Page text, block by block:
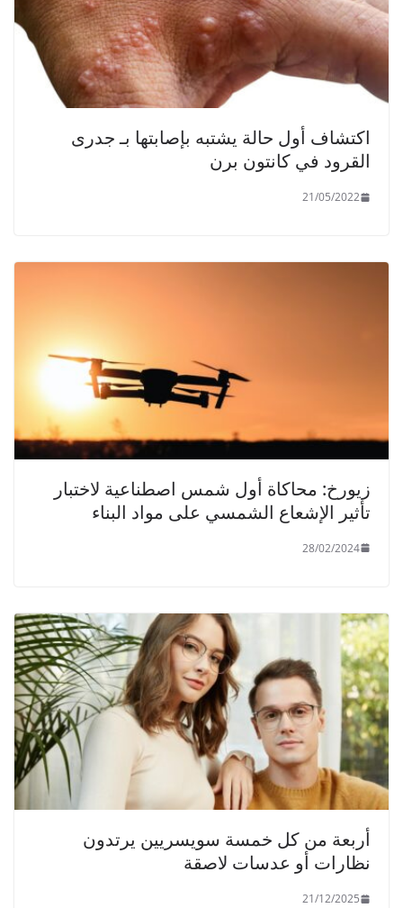
اكتشاف أول حالة يشتبه بإصابتها بـ جدرى
القرود في كانتون برن
21/05/2022
زيورخ: محاكاة أول شمس اصطناعية لاختبار
تأثير الإشعاع الشمسي على مواد البناء
28/02/2024
أربعة من كل خمسة سويسريين يرتدون
نظارات أو عدسات لاصقة
21/12/2025